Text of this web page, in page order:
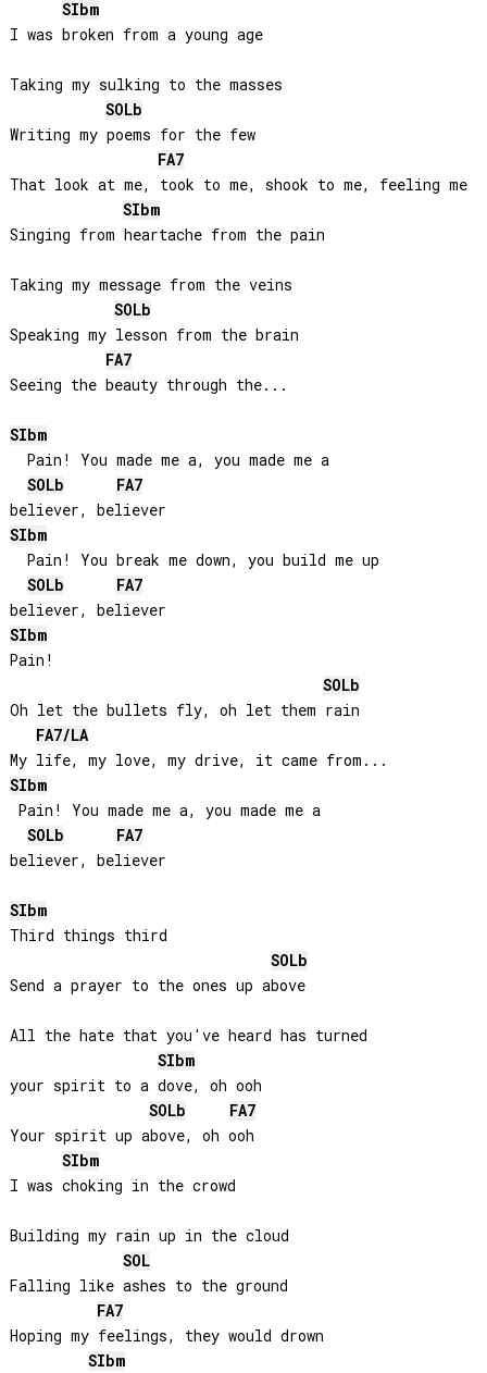
SIbm
I was broken from a young age
Taking my sulking to the masses
SOLb
Writing my poems for the few
FA7
That look at me, took to me, shook to me, feeling me
SIbm
Singing from heartache from the pain
Taking my message from the veins
SOLb
Speaking my lesson from the brain
FA7
Seeing the beauty through the...
SIbm
  Pain! You made me a, you made me a
SOLb
FA7
SIbm
  Pain! You break me down, you build me up
SOLb
FA7
SIbm
Pain!
SOLb
Oh let the bullets fly, oh let them rain
FA7/LA
SIbm
Pain! You made me a, you made me a
SOLb
FA7
believer, believer
SIbm
Third things third
SOLb
Send a prayer to the ones up above
All the hate that you've heard has turned
SIbm
your spirit to a dove, oh ooh
SOLb
FA7
Your spirit up above, oh ooh
SIbm
I was choking in the crowd
Building my rain up in the cloud
SOL
Falling like ashes to the ground
FA7
Hoping my feelings, they would drown
SIbm